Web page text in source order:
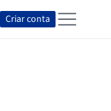
Criar conta